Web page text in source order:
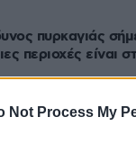
Not Process My
πυρκαγιάς
περιοχές είναι
νέο πρόεδρο
για την